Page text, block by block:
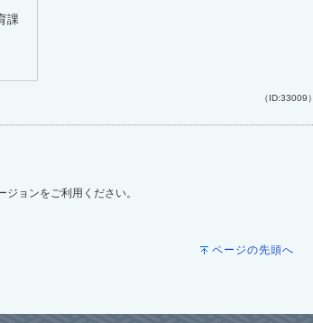
課
（ID:33009）
ョンをご利用ください。
ページの先頭へ